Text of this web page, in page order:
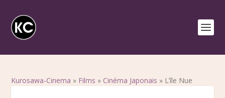
Kurosawa-Cinema » Films » Cinéma Japonais » L’île Nue